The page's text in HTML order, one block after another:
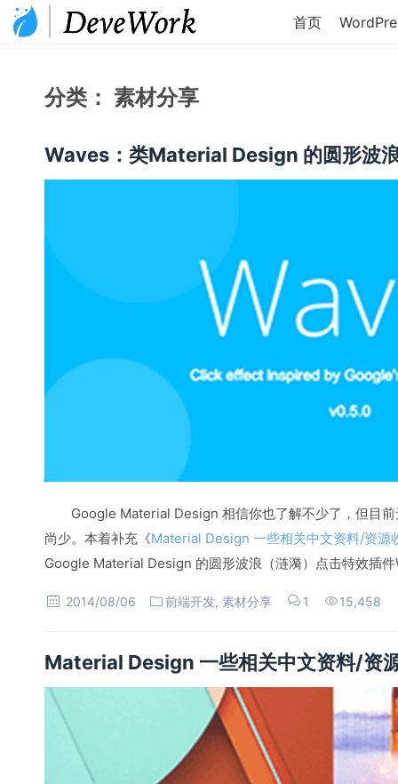
首页
分类： 素材分享
Waves：类Material Design 的圆形波
Google Material Design 相信你也了解不少了，但目
尚少。本着补充《Material Design 一些相关中文资料/资源
Google Material Design 的圆形波浪（涟漪）点击特效插
2014/08/06 前端开发,素材分享 1 15,458
Material Design 一些相关中文资料/资